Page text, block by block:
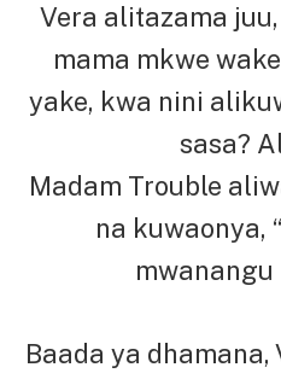
Vera alitazama
mama mkwe
yake, kwa nini
sasa?
Madam Trouble
na kuwaonya,
mwanangu
Baada ya